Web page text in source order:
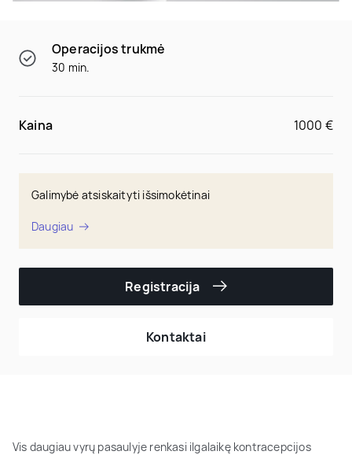
Operacijos trukmė
30 min.
Kaina 1000 €
Galimybė atsiskaityti išsimokėtinai
Daugiau
Registracija
Kontaktai
Vis daugiau vyrų pasaulyje renkasi ilgalaikę kontracepcijos